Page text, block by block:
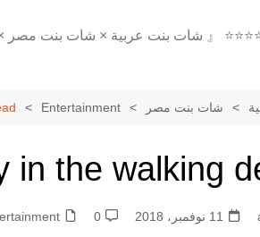
『 شات بنت عربية × شات بنت مصر
شات بنات مصر × شات بنت
』 ⭐⭐⭐⭐⭐
✦ 🇪🇬 شات بنت مصر |
مصرية فورية 🌐 ✦
| تواصل سريع بلا قيود
شات بنت مصر Entertainment
in the walking
11 نوفمبر، 2018 0